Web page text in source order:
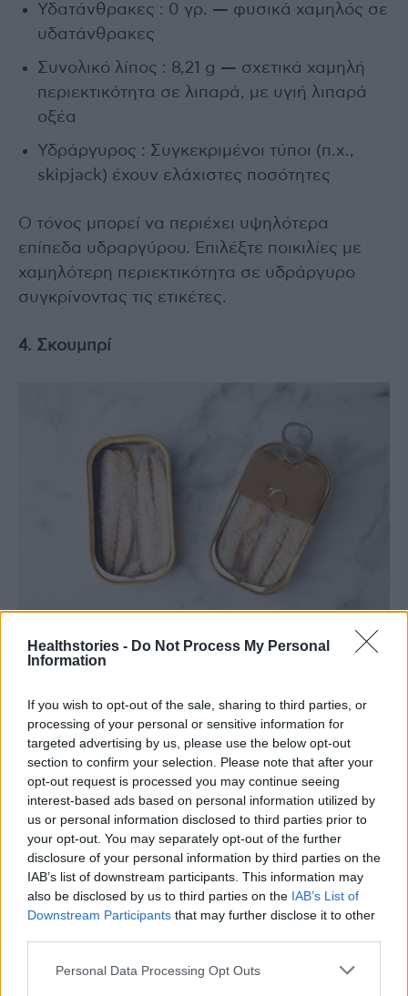
Healthstories - Do Not Process My Personal
Information
If you wish to opt-out of the sale, sharing to third parties, or
processing of your personal or sensitive information for
targeted advertising by us, please use the below opt-out
section to confirm your selection. Please note that after your
opt-out request is processed you may continue seeing
interest-based ads based on personal information utilized by
us or personal information disclosed to third parties prior to
your opt-out. You may separately opt-out of the further
disclosure of your personal information by third parties on the
IAB’s list of downstream participants. This information may
also be disclosed by us to third parties on the IAB’s List of
Downstream Participants that may further disclose it to other
Personal Data Processing Opt Outs
Υδατάνθρακες : 0 γρ. — φυσικά χαμηλός σε
υδατάνθρακες
Συνολικό λίπος : 8,21 g — σχετικά χαμηλή
περιεκτικότητα σε λιπαρά, με υγιή λιπαρά
οξέα
Υδράργυρος : Συγκεκριμένοι τύποι (π.χ.,
skipjack) έχουν ελάχιστες ποσότητες
Ο τόνος μπορεί να περιέχει υψηλότερα
επίπεδα υδραργύρου. Επιλέξτε ποικιλίες με
χαμηλότερη περιεκτικότητα σε υδράργυρο
συγκρίνοντας τις ετικέτες.
4. Σκουμπρί
Το σκουμπρί είναι ένα λιγότερο γνωστό
ψάρια.
Διατροφικά οφέλη (100 γρ.)
Πρωτεΐνη : 23,2 γρ.
Ωμέγα-3 : 1.230 mg συνολικά
Βιταμίνη D : 292 IU — 36% της Ημερήσιας
Δόσης